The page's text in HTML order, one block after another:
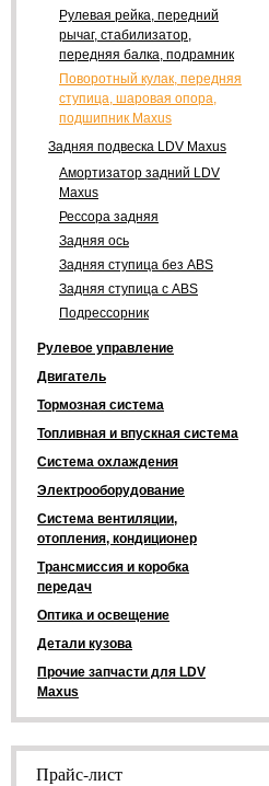
Рулевая рейка, передний
рычаг, стабилизатор,
передняя балка, подрамник
Поворотный кулак, передняя
ступица, шаровая опора,
подшипник Maxus
Задняя подвеска LDV Maxus
Амортизатор задний LDV
Maxus
Рессора задняя
Задняя ось
Задняя ступица без ABS
Задняя ступица с ABS
Подрессорник
Рулевое управление
Двигатель
Тормозная система
Топливная и впускная система
Система охлаждения
Электрооборудование
Система вентиляции,
отопления, кондиционер
Трансмиссия и коробка
передач
Оптика и освещение
Детали кузова
Прочие запчасти для LDV
Maxus
Прайс-лист